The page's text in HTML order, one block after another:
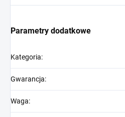
Parametry dodatkowe
Kategoria:
Gwarancja:
Waga: